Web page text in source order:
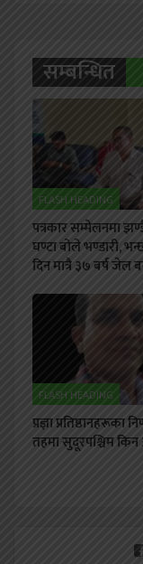
सम्बन्धित
FLASH HEADING
पत्रकार सम्मेलनमा
घण्टा बोले भण्डारी,
दिन मात्रै ३७ बर्ष जेल
FLASH HEADING
प्रज्ञा प्रतिष्ठानहरूका
तहमा सुदूरपश्चिम